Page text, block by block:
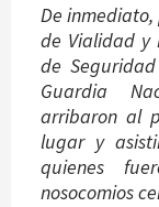
De inmediato,
de Vialidad y
de
Guardia
arribaron al
lugar y
quienes
nosocomios